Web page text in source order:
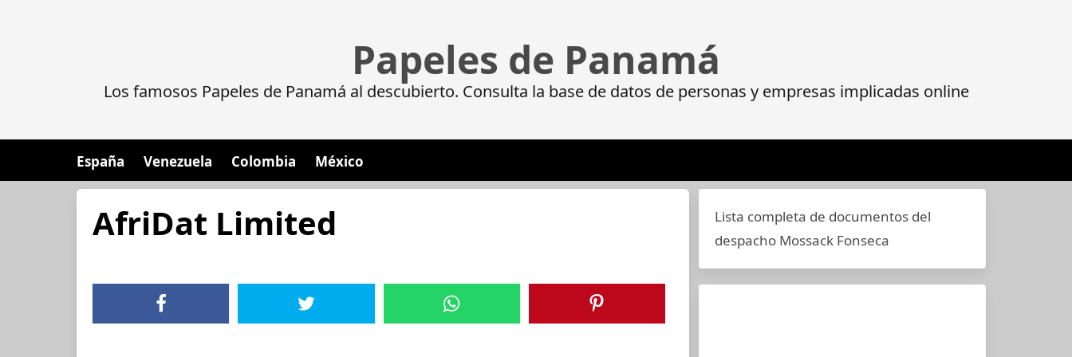
Papeles de Panamá
Los famosos Papeles de Panamá al descubierto. Consulta la base de datos de personas y empresas implicadas online
España Venezuela Colombia México
AfriDat Limited
Lista completa de documentos del
despacho Mossack Fonseca